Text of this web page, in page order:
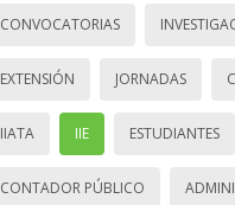
CONVOCATORIAS
EXTENSIÓN JORNADAS
IIATA IIE ESTUDIANTES
CONTADOR PÚBLICO